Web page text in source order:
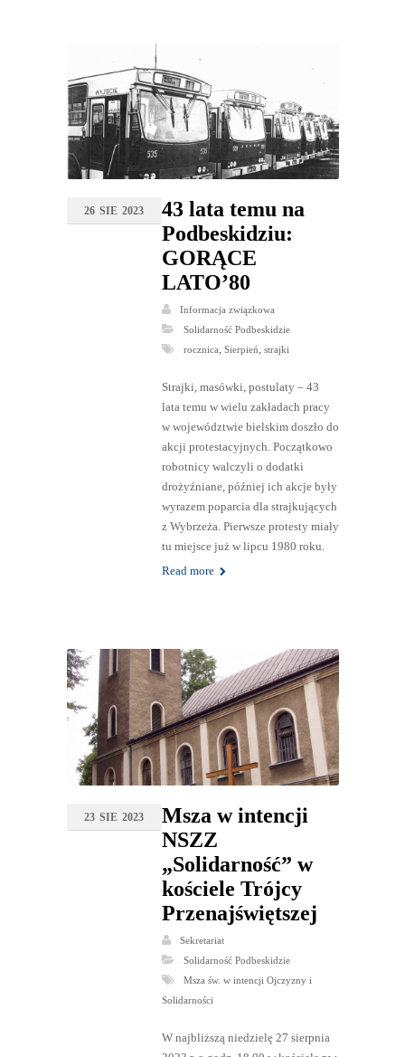
26 SIE 2023
43 lata temu na
Podbeskidziu:
GORĄCE
LATO’80
Informacja związkowa
Solidarność Podbeskidzie
rocznica, Sierpień, strajki
Strajki, masówki, postulaty – 43
lata temu w wielu zakładach pracy
w województwie bielskim doszło do
akcji protestacyjnych. Początkowo
robotnicy walczyli o dodatki
drożyźniane, później ich akcje były
wyrazem poparcia dla strajkujących
z Wybrzeża. Pierwsze protesty miały
tu miejsce już w lipcu 1980 roku.
Read more
23 SIE 2023
Msza w intencji
NSZZ
„Solidarność” w
kościele Trójcy
Przenajświętszej
Sekretariat
Solidarność Podbeskidzie
Msza św. w intencji Ojczyzny i
Solidarności
W najbliższą niedzielę 27 sierpnia